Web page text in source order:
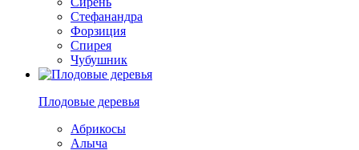
Стефанандра
Форзиция
Спирея
Чубушник
Плодовые деревья
Абрикосы
Алыча